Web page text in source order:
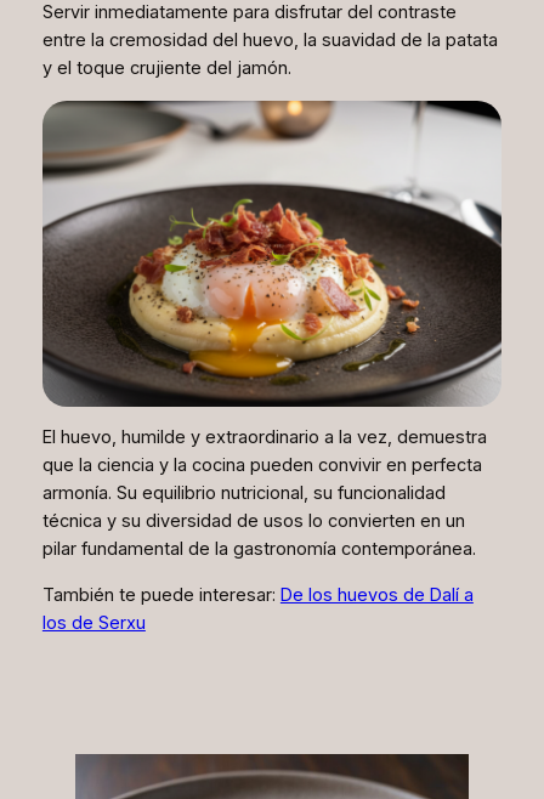
Servir inmediatamente para disfrutar del contraste
entre la cremosidad del huevo, la suavidad de la patata
y el toque crujiente del jamón.
El huevo, humilde y extraordinario a la vez, demuestra
que la ciencia y la cocina pueden convivir en perfecta
armonía. Su equilibrio nutricional, su funcionalidad
técnica y su diversidad de usos lo convierten en un
pilar fundamental de la gastronomía contemporánea.
También te puede interesar: De los huevos de Dalí a
los de Serxu